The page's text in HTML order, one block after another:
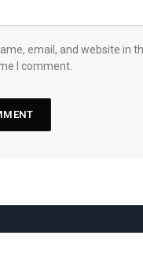
email, and website in
I comment.